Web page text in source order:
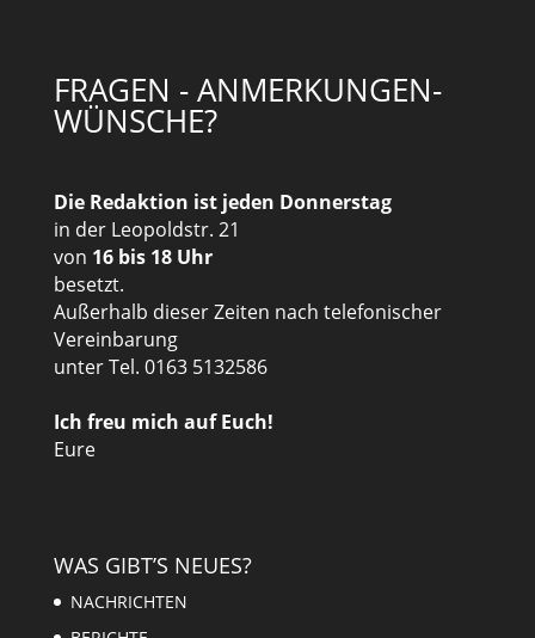
FRAGEN - ANMERKUNGEN-
WÜNSCHE?
Die Redaktion ist jeden Donnerstag
in der Leopoldstr. 21
von 16 bis 18 Uhr
besetzt.
Außerhalb dieser Zeiten nach telefonischer
Vereinbarung
unter Tel. 0163 5132586
Ich freu mich auf Euch!
Eure
WAS GIBT’S NEUES?
NACHRICHTEN